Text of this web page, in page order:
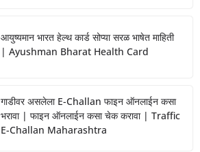
आयुष्यमान भारत हेल्थ कार्ड सोप्या सरळ भाषेत माहिती
| Ayushman Bharat Health Card
गाडीवर असलेला E-Challan फाइन ऑनलाईन कसा
भरावा | फाइन ऑनलाईन कसा चेक करावा | Traffic
E-Challan Maharashtra